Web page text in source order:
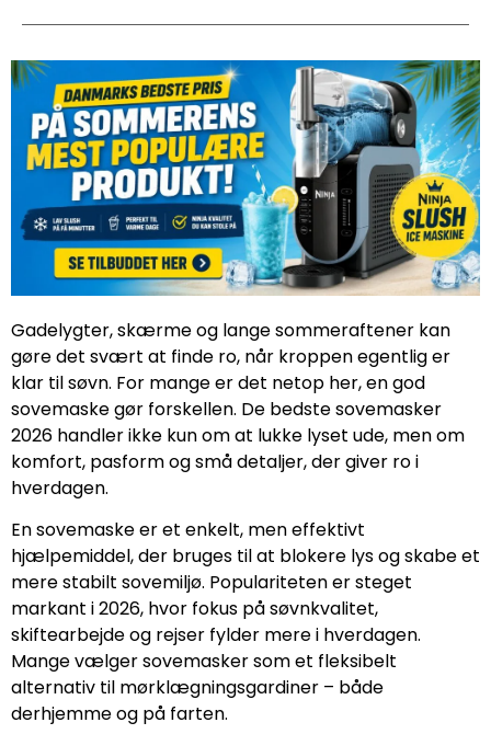
Gadelygter, skærme og lange sommeraftener kan
gøre det svært at finde ro, når kroppen egentlig er
klar til søvn. For mange er det netop her, en god
sovemaske gør forskellen. De bedste sovemasker
2026 handler ikke kun om at lukke lyset ude, men om
komfort, pasform og små detaljer, der giver ro i
hverdagen.
En sovemaske er et enkelt, men effektivt
hjælpemiddel, der bruges til at blokere lys og skabe et
mere stabilt sovemiljø. Populariteten er steget
markant i 2026, hvor fokus på søvnkvalitet,
skiftearbejde og rejser fylder mere i hverdagen.
Mange vælger sovemasker som et fleksibelt
alternativ til mørklægningsgardiner – både
derhjemme og på farten.